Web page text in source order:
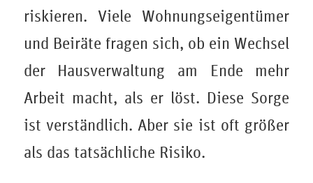
riskieren. Viele Wohnungseigentümer
und Beiräte fragen sich, ob ein Wechsel
der Hausverwaltung am Ende mehr
Arbeit macht, als er löst. Diese Sorge
ist verständlich. Aber sie ist oft größer
als das tatsächliche Risiko.